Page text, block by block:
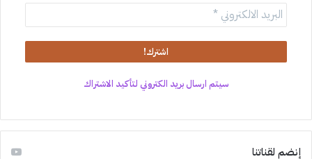
سيتم ارسال بريد الكتروني لتأكيد الاشتراك
إنضم لقناتنا